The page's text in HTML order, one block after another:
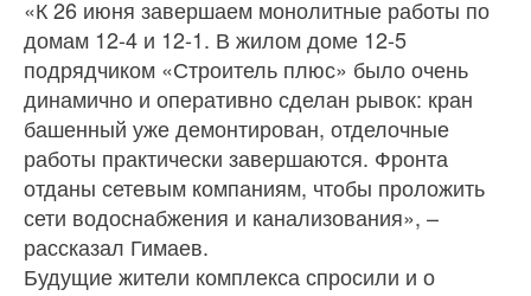
«К 26 июня завершаем монолитные работы по
домам 12-4 и 12-1. В жилом доме 12-5
подрядчиком «Строитель плюс» было очень
динамично и оперативно сделан рывок: кран
башенный уже демонтирован, отделочные
работы практически завершаются. Фронта
отданы сетевым компаниям, чтобы проложить
сети водоснабжения и канализования», –
рассказал Гимаев.
Будущие жители комплекса спросили и о